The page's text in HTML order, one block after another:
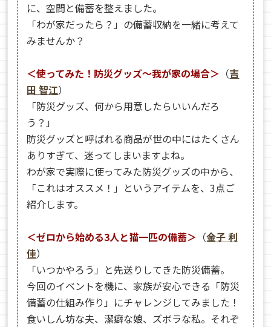
に、空間と備蓄を整えました。
「わが家だったら？」の備蓄収納を一緒に考えて
みませんか？
＜使ってみた！防災グッズ～我が家の場合＞ （吉
田 智江）
「防災グッズ、何から用意したらいいんだろ
う？」
防災グッズと呼ばれる商品が世の中にはたくさん
ありすぎて、迷ってしまいますよね。
わが家で実際に使ってみた防災グッズの中から、
「これはオススメ！」というアイテムを、3点ご
紹介します。
＜ゼロから始める3人と猫一匹の備蓄＞ （金子 利
佳）
「いつかやろう」と先送りしてきた防災備蓄。
今回のイベントを機に、家族が安心できる「防災
備蓄の仕組み作り」にチャレンジしてみました！
食いしん坊な夫、潔癖な娘、ズボラな私。それぞ